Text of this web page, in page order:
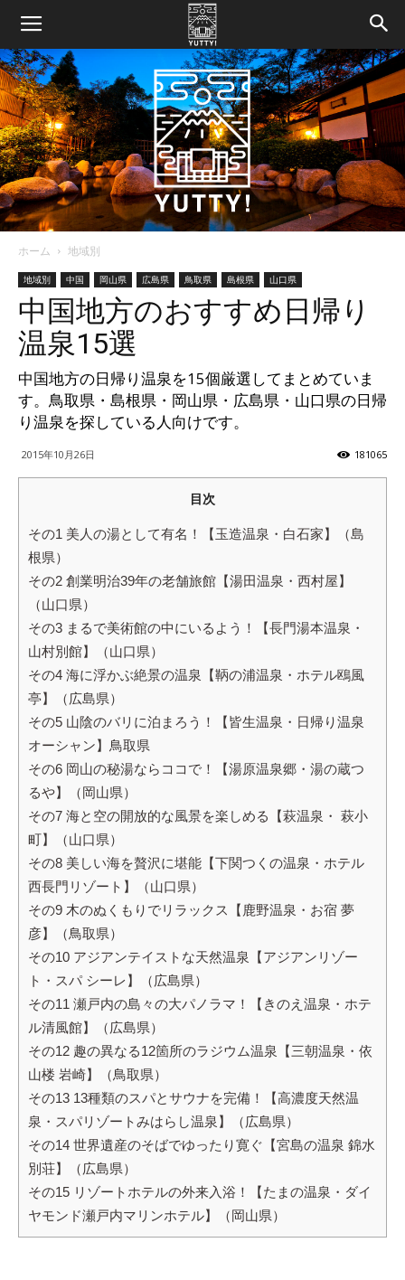
Yutty!
ッ
ホーム 地域別
地域別 中国 岡山県 広島県 鳥取県 島根県 山口県
中国地方のおすすめ日帰り
温泉15選
中国地方の日帰り温泉を15個厳選してまとめていま
す。鳥取県・島根県・岡山県・広島県・山口県の日帰
り温泉を探している人向けです。
2015年10月26日 181065
目次
その1 美人の湯として有名！【玉造温泉・白石家】（島
根県）
その2 創業明治39年の老舗旅館【湯田温泉・西村屋】
（山口県）
その3 まるで美術館の中にいるよう！【長門湯本温泉・
山村別館】（山口県）
その4 海に浮かぶ絶景の温泉【鞆の浦温泉・ホテル鴎風
亭】（広島県）
その5 山陰のバリに泊まろう！【皆生温泉・日帰り温泉
オーシャン】鳥取県
その6 岡山の秘湯ならココで！【湯原温泉郷・湯の蔵つ
るや】（岡山県）
その7 海と空の開放的な風景を楽しめる【萩温泉・ 萩小
町】（山口県）
その8 美しい海を贅沢に堪能【下関つくの温泉・ホテル
西長門リゾート】（山口県）
その9 木のぬくもりでリラックス【鹿野温泉・お宿 夢
彦】（鳥取県）
その10 アジアンテイストな天然温泉【アジアンリゾー
ト・スパ シーレ】（広島県）
その11 瀬戸内の島々の大パノラマ！【きのえ温泉・ホテ
ル清風館】（広島県）
その12 趣の異なる12箇所のラジウム温泉【三朝温泉・依
山楼 岩崎】（鳥取県）
その13 13種類のスパとサウナを完備！【高濃度天然温
泉・スパリゾートみはらし温泉】（広島県）
その14 世界遺産のそばでゆったり寛ぐ【宮島の温泉 錦水
別荘】（広島県）
その15 リゾートホテルの外来入浴！【たまの温泉・ダイ
ヤモンド瀬戸内マリンホテル】（岡山県）